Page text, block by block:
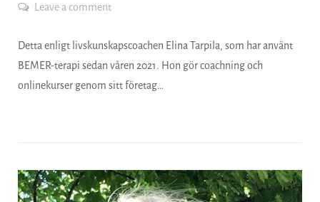
Leave a comment
Detta enligt livskunskapscoachen Elina Tarpila, som har använt
BEMER-terapi sedan våren 2021. Hon gör coachning och
onlinekurser genom sitt företag…